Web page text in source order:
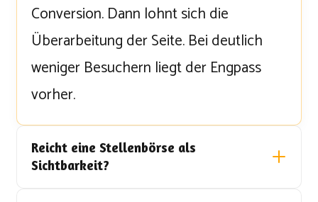
Conversion. Dann lohnt sich die
Überarbeitung der Seite. Bei deutlich
weniger Besuchern liegt der Engpass
vorher.
Reicht eine Stellenbörse als
Sichtbarkeit?